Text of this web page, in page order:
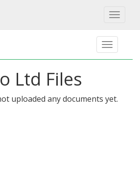
Toggle
Ltd Files
uploaded any documents yet.